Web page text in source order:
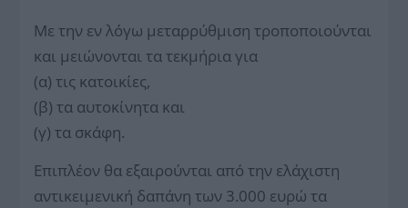
Με την εν λόγω μεταρρύθμιση τροποποιούνται
και μειώνονται τα τεκμήρια για
(α) τις κατοικίες,
(β) τα αυτοκίνητα και
(γ) τα σκάφη.
Επιπλέον θα εξαιρούνται από την ελάχιστη
αντικειμενική δαπάνη των 3.000 ευρώ τα